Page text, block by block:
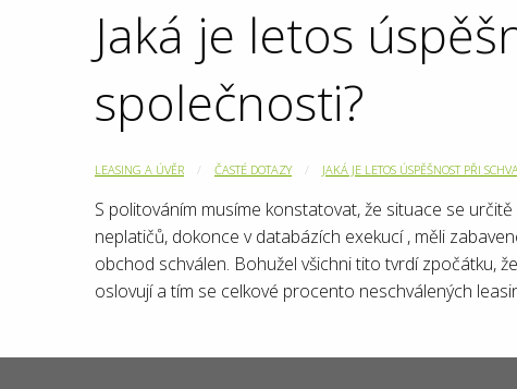
Jaká je letos
společnosti?
LEASING A ÚVĚR ČASTÉ DOTAZY JAKÁ JE LETOS ÚSPĚŠNOST PŘI
S politováním musíme konstatovat, že situace se
neplatičů, dokonce v databázích exekucí , měli
obchod schválen. Bohužel všichni tito tvrdí zpočátku,
oslovují a tím se celkové procento neschválených